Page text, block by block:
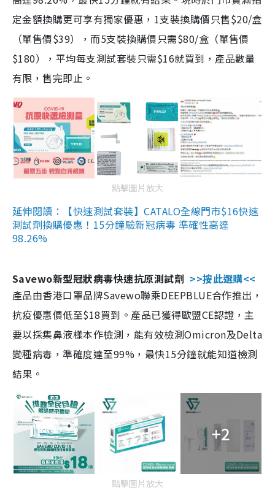
定金額換購更可享有獨家優惠，1支裝換購價只售$20/盒
（單售價$39），而5支裝換購價只需$80/盒（單售價
$180），平均每支測試套裝只需$16就買到，產品數量
有限，售完即止。
點擊圖片放大
延伸閱讀：【快速測試套裝】CATALO全線門市$16快速
測試劑換購優惠！15分鐘驗新冠病毒 準確性高達
98.26%
Savewo新型冠狀病毒快速抗原測試劑 >>按此選購<<
產品由香港口罩品牌Savewo聯乘DEEPBLUE合作推出，
抗疫優惠價低至$18買到。產品已獲得歐盟CE認證，主
要以採集鼻液樣本作檢測，能有效檢測Omicron及Delta
變種病毒，準確度達至99%，最快15分鐘就能知道檢測
結果。
+2
點擊圖片放大